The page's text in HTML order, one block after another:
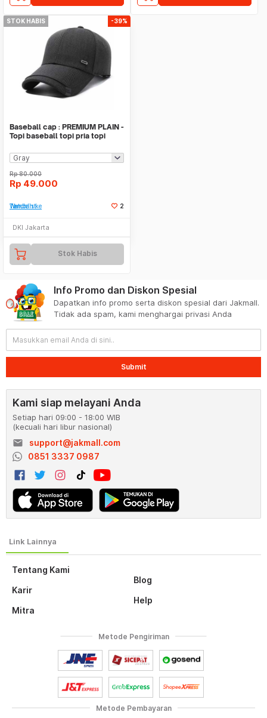
STOK HABIS -39%
Baseball cap : PREMIUM PLAIN -
Topi baseball topi pria topi
Rp80.000
Rp 49.000
Tambah ke Watchlist 2
DKI Jakarta
Stok Habis
Tentang Kami
Karir
Mitra
Blog
Help
Info Promo dan Diskon Spesial
Dapatkan info promo serta diskon spesial dari Jakmall.
Tidak ada spam, kami menghargai privasi Anda
Submit
Kami siap melayani Anda
Setiap hari 09:00 - 18:00 WIB
(kecuali hari libur nasional)
email
support@jakmall.com
0851 3337 0987
Metode Pembayaran
Metode Pengiriman